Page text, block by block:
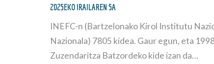
2025EKO IRAILAREN 5A
INEFC-n (Bartzelonako Kirol Institutu
Nazionala) 7805 kidea. Gaur egun, eta
Zuzendaritza Batzordeko kide izan da…